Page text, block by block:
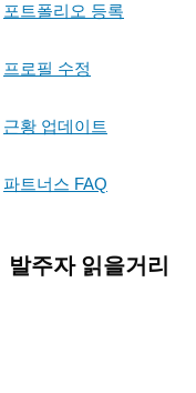
포트폴리오 등록
프로필 수정
근황 업데이트
파트너스 FAQ
발주자 읽을거리